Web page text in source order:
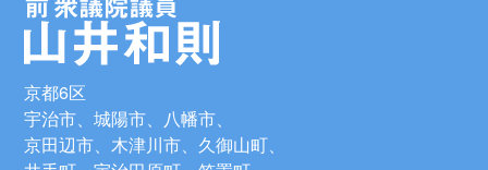
京都6区
宇治市、城陽市、八幡市、
京田辺市、木津川市、久御山町、